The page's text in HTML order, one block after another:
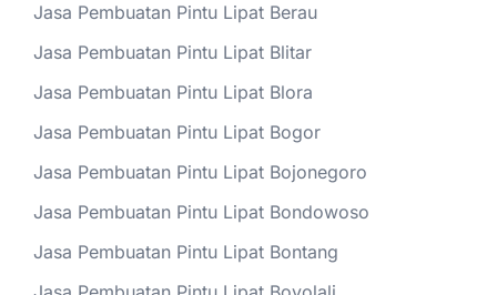
Jasa Pembuatan Pintu Lipat Berau
Jasa Pembuatan Pintu Lipat Blitar
Jasa Pembuatan Pintu Lipat Blora
Jasa Pembuatan Pintu Lipat Bogor
Jasa Pembuatan Pintu Lipat Bojonegoro
Jasa Pembuatan Pintu Lipat Bondowoso
Jasa Pembuatan Pintu Lipat Bontang